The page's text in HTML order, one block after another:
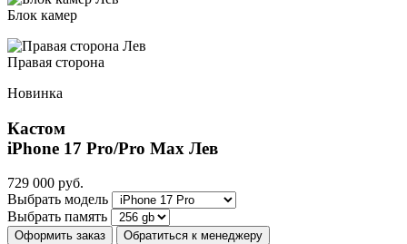
Блок камер
Правая сторона
Новинка
Кастом
iPhone 17 Pro/Pro Max Лев
729 000 руб.
Выбрать модель
Выбрать память
Оформить заказ Обратиться к менеджеру